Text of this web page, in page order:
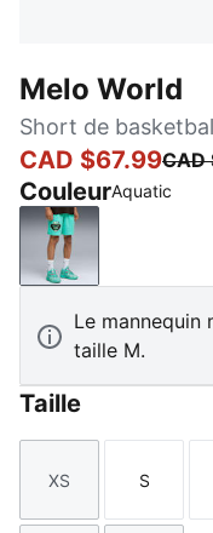
Melo World
Short de
CAD $67.99CAD
CouleurAquatic
Aquatic
Le mannequin
taille M.
Taille
Taille
XS
Taille
S